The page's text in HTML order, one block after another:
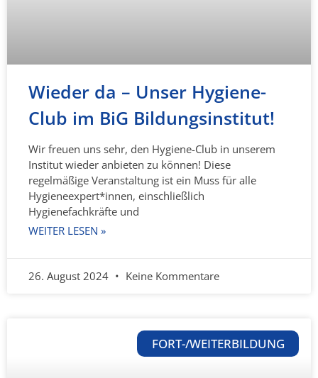
Wieder da – Unser Hygiene-
Club im BiG Bildungsinstitut!
Wir freuen uns sehr, den Hygiene-Club in unserem
Institut wieder anbieten zu können! Diese
regelmäßige Veranstaltung ist ein Muss für alle
Hygieneexpert*innen, einschließlich
Hygienefachkräfte und
WEITER LESEN »
26. August 2024 Keine Kommentare
FORT-/WEITERBILDUNG